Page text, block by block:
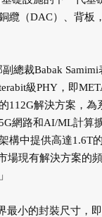
纜（DAC）、背板
總裁Babak
級PHY，即
112G解決方案，為
網路和AI/ML計算
構中提供高達1.6T
場現有解決方案的
最小的封裝尺寸，